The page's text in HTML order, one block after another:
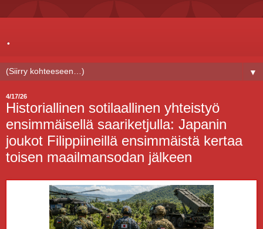
.
▼
4/17/26
Historiallinen sotilaallinen yhteistyö
ensimmäisellä saariketjulla: Japanin
joukot Filippiineillä ensimmäistä kertaa
toisen maailmansodan jälkeen